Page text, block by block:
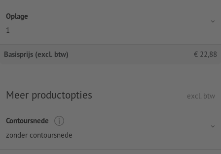
Oplage
1
Basisprijs (excl. btw) € 22,88
Meer productopties excl. btw
Contoursnede
zonder contoursnede